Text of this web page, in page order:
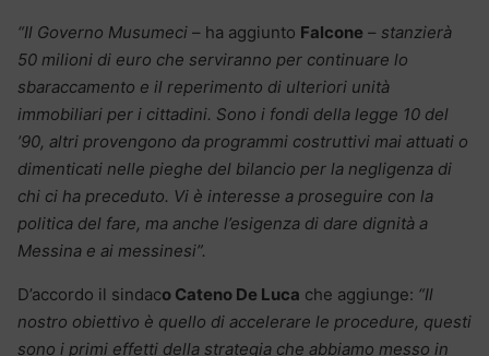
“Il Governo Musumeci – ha aggiunto Falcone – stanzierà
50 milioni di euro che serviranno per continuare lo
sbaraccamento e il reperimento di ulteriori unità
immobiliari per i cittadini. Sono i fondi della legge 10 del
’90, altri provengono da programmi costruttivi mai attuati o
dimenticati nelle pieghe del bilancio per la negligenza di
chi ci ha preceduto. Vi è interesse a proseguire con la
politica del fare, ma anche l’esigenza di dare dignità a
Messina e ai messinesi”.
D’accordo il sindaco Cateno De Luca che aggiunge: “Il
nostro obiettivo è quello di accelerare le procedure, questi
sono i primi effetti della strategia che abbiamo messo in